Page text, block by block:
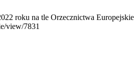
roku na tle Orzecznictwa
view/7831